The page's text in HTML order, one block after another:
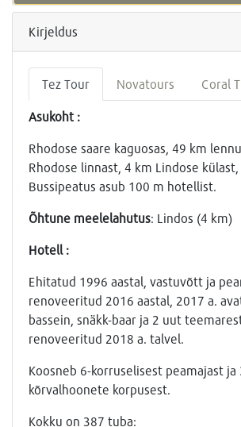
Kirjeldus
Tez Tour Novatours Coral
Asukoht :
Rhodose saare kaguosas, 49 km
Rhodose linnast, 4 km Lindose
Bussipeatus asub 100 m hotellist.
Õhtune meelelahutus: Lindos (4 km)
Hotell :
Ehitatud 1996 aastal, vastuvõtt ja
renoveeritud 2016 aastal, 2017 a.
bassein, snäkk-baar ja 2 uut
renoveeritud 2018 a. talvel.
Koosneb 6-korruselisest peamajast
kõrvalhoonete korpusest.
Kokku on 387 tuba: